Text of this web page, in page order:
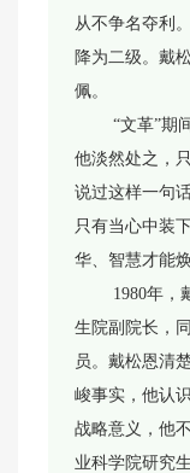
从不争名夺利
降为二级。戴
佩。
“文革”期
他淡然处之，
说过这样一句
只有当心中装
华、智慧才能
1980年，
生院副院长，
员。戴松恩清
峻事实，他认
战略意义，他
业科学院研究